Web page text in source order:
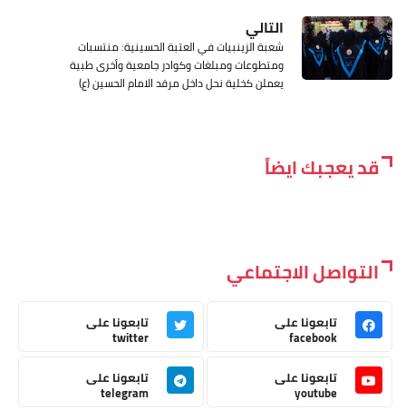
التالي
شعبة الزينبيات في العتبة الحسينية: منتسبات
ومتطوعات ومبلغات وكوادر جامعية وأخرى طبية
يعملن كخلية نحل داخل مرقد الامام الحسين (ع)
قد يعجبك ايضاً
التواصل الاجتماعي
تابعونا على
facebook
تابعونا على
twitter
تابعونا على
youtube
تابعونا على
telegram